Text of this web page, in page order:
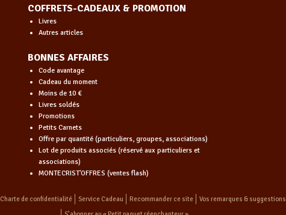
COFFRETS-CADEAUX & PROMOTION
Livres
Autres articles
BONNES AFFAIRES
Code avantage
Cadeau du moment
Moins de 10 €
Livres soldés
Promotions
Petits Carnets
Offre par quantité (particuliers, groupes, associations)
Lot de produits associés (réservé aux particuliers et
associations)
MONTECRIST'OFFRES (ventes flash)
Charte de confidentialité Service Cadeau Recommander ce site Vos remarques & suggestions